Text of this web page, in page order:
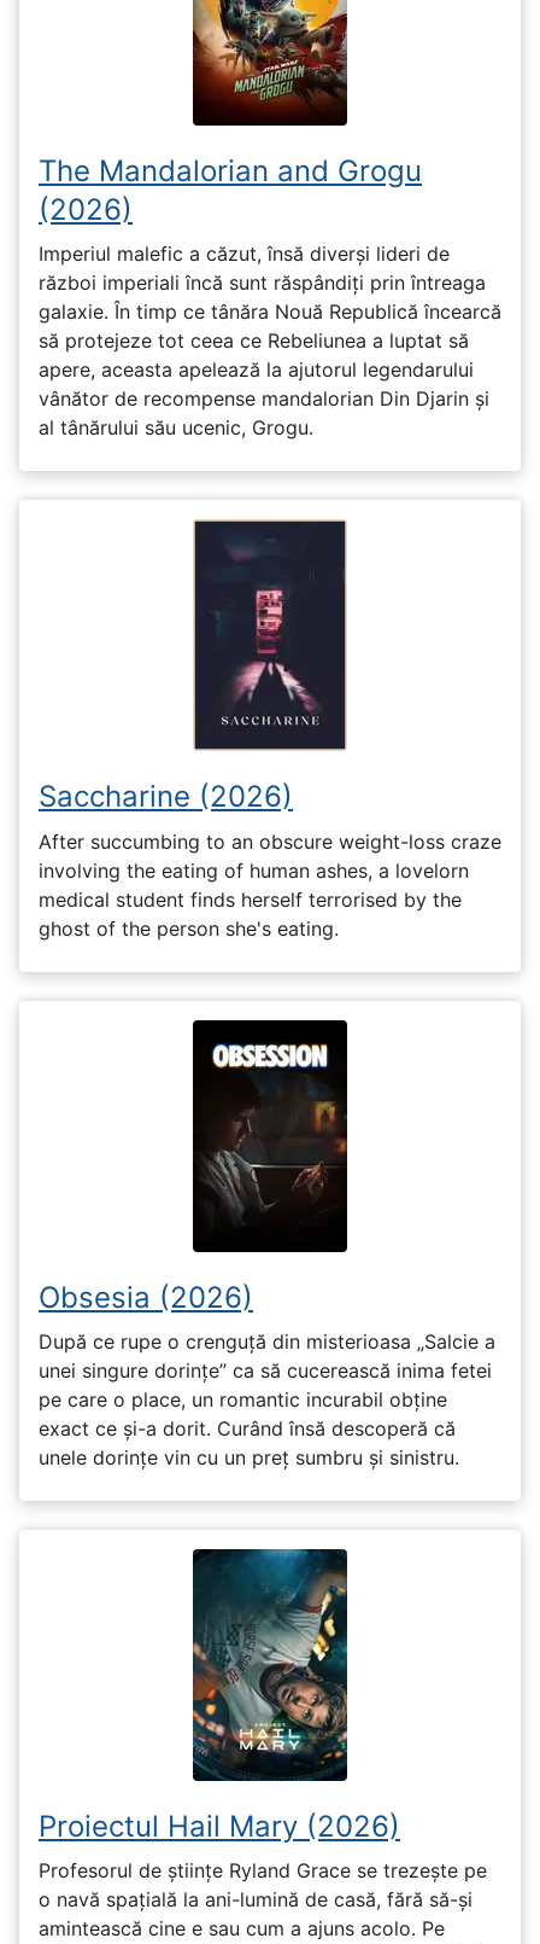
The Mandalorian and Grogu
(2026)
Imperiul malefic a căzut, însă diverși lideri de
război imperiali încă sunt răspândiți prin întreaga
galaxie. În timp ce tânăra Nouă Republică încearcă
să protejeze tot ceea ce Rebeliunea a luptat să
apere, aceasta apelează la ajutorul legendarului
vânător de recompense mandalorian Din Djarin și
al tânărului său ucenic, Grogu.
Saccharine (2026)
After succumbing to an obscure weight-loss craze
involving the eating of human ashes, a lovelorn
medical student finds herself terrorised by the
ghost of the person she's eating.
Obsesia (2026)
După ce rupe o crenguță din misterioasa „Salcie a
unei singure dorințe” ca să cucerească inima fetei
pe care o place, un romantic incurabil obține
exact ce și-a dorit. Curând însă descoperă că
unele dorințe vin cu un preț sumbru și sinistru.
Proiectul Hail Mary (2026)
Profesorul de științe Ryland Grace se trezește pe
o navă spațială la ani-lumină de casă, fără să-și
amintească cine e sau cum a ajuns acolo. Pe